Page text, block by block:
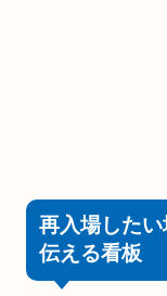
再入場した
伝える看板